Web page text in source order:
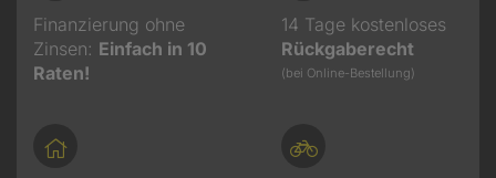
Finanzierung ohne
Zinsen: Einfach in 10
Raten!
14 Tage kostenloses
Rückgaberecht
(bei Online-Bestellung)